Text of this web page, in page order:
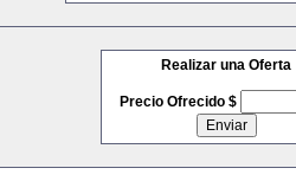
Realizar una Oferta
Precio Ofrecido $